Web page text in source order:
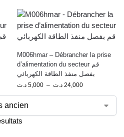
M006hmar – Débrancher la prise
d’alimentation du secteur قم
بفصل منفذ الطاقة الكهربائي
5,000 د.ت – 24,000 د.ت